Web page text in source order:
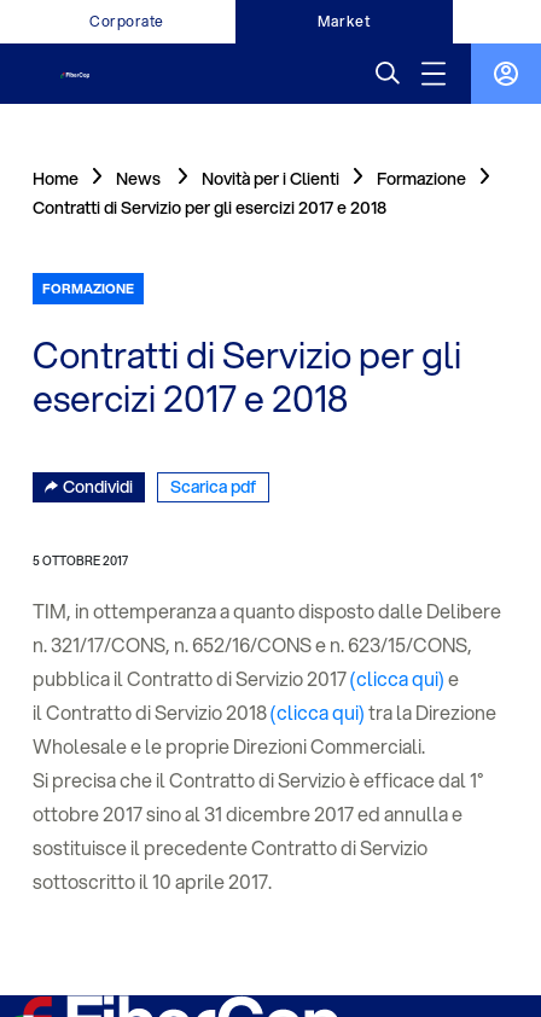
Corporate Market
Home News Novità per i Clienti
Formazione
Contratti di Servizio per gli esercizi 2017 e 2018
FORMAZIONE
Contratti di Servizio per gli
esercizi 2017 e 2018
Condividi Scarica pdf
5 OTTOBRE 2017
TIM, in ottemperanza a quanto disposto dalle Delibere
n. 321/17/CONS, n. 652/16/CONS e n. 623/15/CONS,
pubblica il Contratto di Servizio 2017(clicca qui)e
il Contratto di Servizio 2018(clicca qui)tra la Direzione
Wholesale e le proprie Direzioni Commerciali.
Si precisa che il Contratto di Servizio è efficace dal 1°
ottobre 2017 sino al 31 dicembre 2017 ed annulla e
sostituisce il precedente Contratto di Servizio
sottoscritto il 10 aprile 2017.